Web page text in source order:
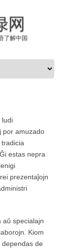
网
了解中国
ludi
por amuzado
estas nepra
prezentaĵojn
aŭ specialajn
Kiom
de